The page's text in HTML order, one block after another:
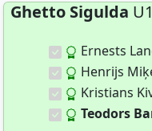
Ghetto Sigulda
Ernests
Henrijs
Kristians
Teodors